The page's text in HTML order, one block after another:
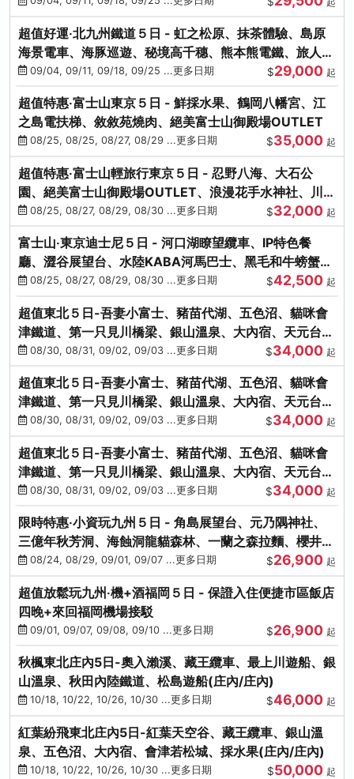
超值好運‧北九州鐵道５日 - 虹之松原、抹茶體驗、島原
海景電車、海豚巡遊、秘境高千穗、熊本熊電鐵、旅人觀
光列車-台中出發
09/04, 09/11, 09/18, 09/25 ...更多日期 $29,000 起
超值特惠‧富士山東京５日 - 鮮採水果、鶴岡八幡宮、江
之島電扶梯、敘敘苑燒肉、絕美富士山御殿場OUTLET
08/25, 08/25, 08/27, 08/29 ...更多日期 $35,000 起
超值特惠‧富士山輕旅行東京５日 - 忍野八海、大石公
園、絕美富士山御殿場OUTLET、浪漫花手水神社、川越
小江戶
08/25, 08/27, 08/29, 08/30 ...更多日期 $32,000 起
富士山‧東京迪士尼５日 - 河口湖瞭望纜車、IP特色餐
廳、澀谷展望台、水陸KABA河馬巴士、黑毛和牛螃蟹美
饌、季節採果
08/25, 08/27, 08/29, 08/30 ...更多日期 $42,500 起
超值東北５日-吾妻小富士、豬苗代湖、五色沼、貓咪會
津鐵道、第一只見川橋梁、銀山溫泉、大內宿、天元台高
原纜車
08/30, 08/31, 09/02, 09/03 ...更多日期 $34,000 起
超值東北５日-吾妻小富士、豬苗代湖、五色沼、貓咪會
津鐵道、第一只見川橋梁、銀山溫泉、大內宿、天元台高
原纜車
08/30, 08/31, 09/02, 09/03 ...更多日期 $34,000 起
超值東北５日-吾妻小富士、豬苗代湖、五色沼、貓咪會
津鐵道、第一只見川橋梁、銀山溫泉、大內宿、天元台高
原纜車
08/30, 08/31, 09/02, 09/03 ...更多日期 $34,000 起
限時特惠‧小資玩九州５日 - 角島展望台、元乃隅神社、
三億年秋芳洞、海蝕洞龍貓森林、一蘭之森拉麵、櫻井二
見浦08/24, 08/29, 09/01, 09/07 ...更多日期 $26,900 起
超值放鬆玩九州‧機+酒福岡５日 - 保證入住便捷市區飯店
四晚+來回福岡機場接駁
09/01, 09/07, 09/08, 09/10 ...更多日期 $26,900 起
秋楓東北庄內5日-奧入瀨溪、藏王纜車、最上川遊船、銀
山溫泉、秋田內陸鐵道、松島遊船(庄內/庄內)
10/18, 10/22, 10/26, 10/30 ...更多日期 $46,000 起
紅葉紛飛東北庄內5日-紅葉天空谷、藏王纜車、銀山溫
泉、五色沼、大內宿、會津若松城、採水果(庄內/庄內)
10/18, 10/22, 10/26, 10/30 ...更多日期 $50,000 起